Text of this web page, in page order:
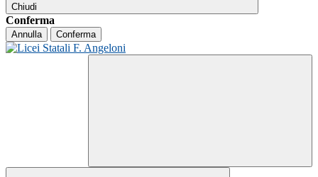
Chiudi
Conferma
Annulla Conferma